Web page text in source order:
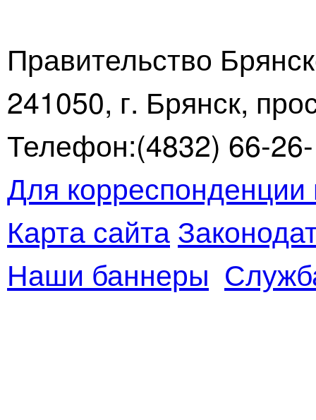
Правительство
241050, г. Брянск,
Телефон:(4832) 66-
Для
Карта сайта
Наши баннеры